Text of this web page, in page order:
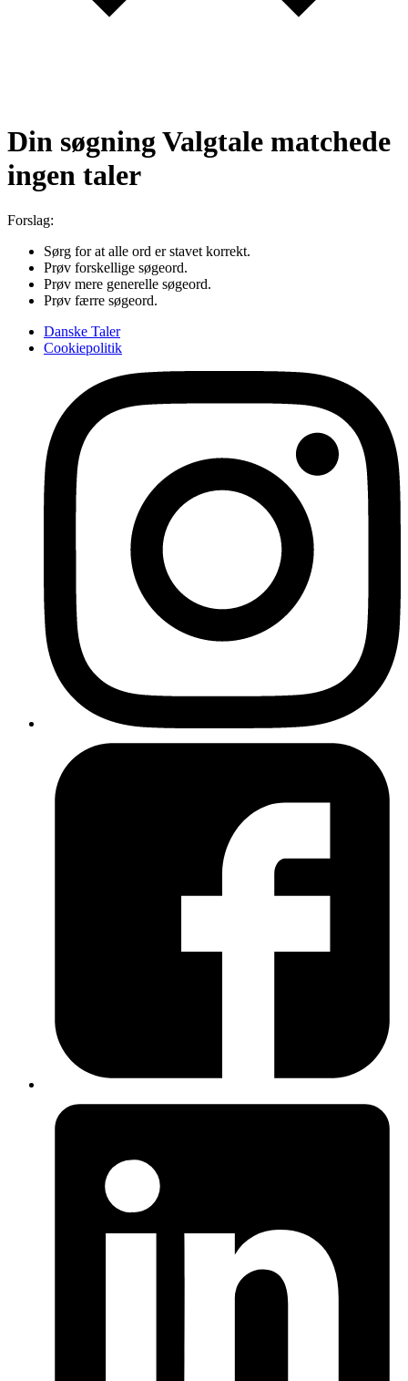
Din søgningValgtale matchede
ingen taler
Forslag:
Sørg for at alle ord er stavet korrekt.
Prøv forskellige søgeord.
Prøv mere generelle søgeord.
Prøv færre søgeord.
Danske Taler
Cookiepolitik